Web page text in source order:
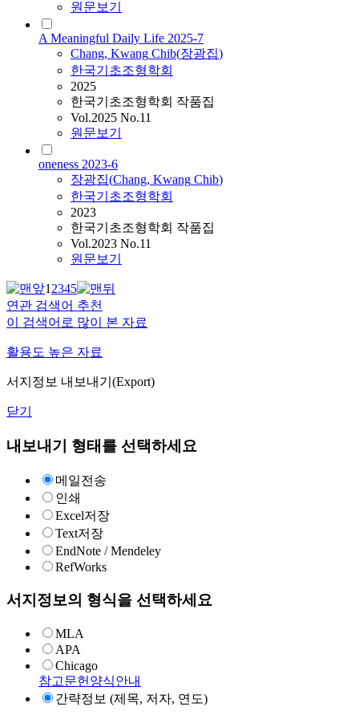
원문보기
A Meaningful Daily Life 2025-7
Chang, Kwang Chib(장광집)
한국기초조형학회
2025
한국기초조형학회 작품집
Vol.2025 No.11
원문보기
oneness 2023-6
장광집(Chang, Kwang Chib)
한국기초조형학회
2023
한국기초조형학회 작품집
Vol.2023 No.11
원문보기
12345
연관 검색어 추천
이 검색어로 많이 본 자료
활용도 높은 자료
서지정보 내보내기(Export)
닫기
내보내기 형태를 선택하세요
메일전송
인쇄
Excel저장
Text저장
EndNote / Mendeley
RefWorks
서지정보의 형식을 선택하세요
MLA
APA
Chicago
참고문헌양식안내
간략정보 (제목, 저자, 연도)